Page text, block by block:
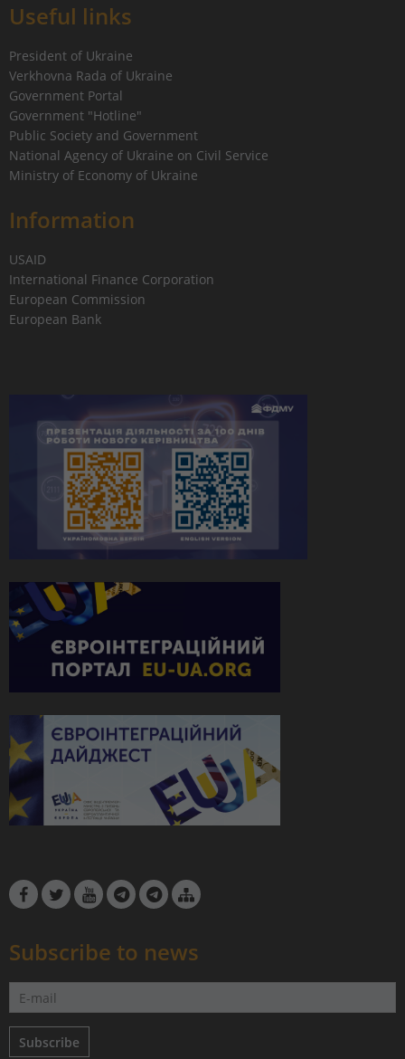
Useful links
President of Ukraine
Verkhovna Rada of Ukraine
Government Portal
Government "Hotline"
Public Society and Government
National Agency of Ukraine on Civil Service
Ministry of Economy of Ukraine
Information
USAID
International Finance Corporation
European Commission
European Bank
Subscribe to news
Subscribe